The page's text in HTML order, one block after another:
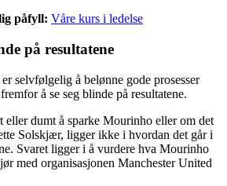
påfyll: Våre kurs i ledelse
på resultatene
selvfølgelig å belønne gode prosesser
å se seg blinde på resultatene.
eller dumt å sparke Mourinho eller om det
Solskjær, ligger ikke i hvordan det går i
Svaret ligger i å vurdere hva Mourinho
med organisasjonen Manchester United